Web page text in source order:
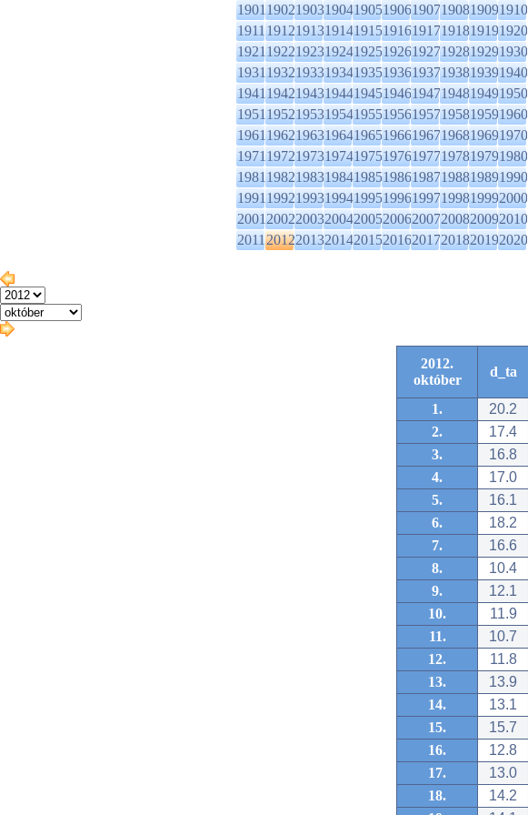
1901190219031904190519061907190819091910
1911191219131914191519161917191819191920
1921192219231924192519261927192819291930
1931193219331934193519361937193819391940
1941194219431944194519461947194819491950
1951195219531954195519561957195819591960
1961196219631964196519661967196819691970
1971197219731974197519761977197819791980
1981198219831984198519861987198819891990
1991199219931994199519961997199819992000
2001200220032004200520062007200820092010
2011201220132014201520162017201820192020
2012.
október
d_ta
1. 20.2
2.
17.4
3.
16.8
4.
17.0
5.
16.1
6.
18.2
7.
16.6
8.
10.4
9.
12.1
10.
11.9
11.
10.7
12.
11.8
13.
13.9
14.
13.1
15.
15.7
16.
12.8
17.
13.0
18.
14.2